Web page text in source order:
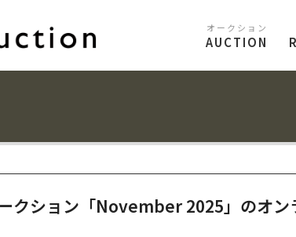
オークション
AUCTION
クション「November 2025」のオン